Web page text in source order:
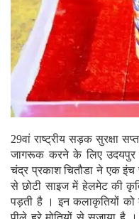
29वां राष्ट्रीय सड़क सुरक्षा
जागरूक करने के लिए उदयपुर
चंद्र प्रकाश चितौडा ने एक
से छोटी साइज में हेलमेट की
पड़ती है । इन कलाकृतियों को